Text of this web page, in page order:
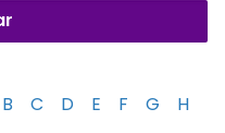
B C D E F G
H